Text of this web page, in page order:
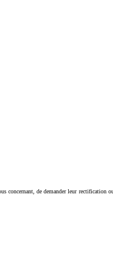
de demander leur rectification